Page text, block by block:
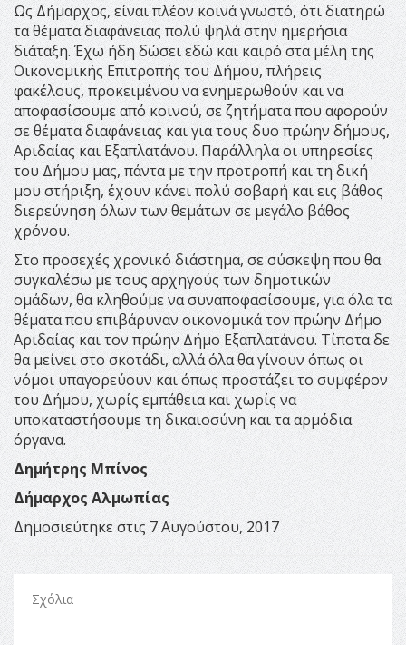
Ως Δήμαρχος, είναι πλέον κοινά γνωστό, ότι διατηρώ
τα θέματα διαφάνειας πολύ ψηλά στην ημερήσια
διάταξη. Έχω ήδη δώσει εδώ και καιρό στα μέλη της
Οικονομικής Επιτροπής του Δήμου, πλήρεις
φακέλους, προκειμένου να ενημερωθούν και να
αποφασίσουμε από κοινού, σε ζητήματα που αφορούν
σε θέματα διαφάνειας και για τους δυο πρώην δήμους,
Αριδαίας και Εξαπλατάνου. Παράλληλα οι υπηρεσίες
του Δήμου μας, πάντα με την προτροπή και τη δική
μου στήριξη, έχουν κάνει πολύ σοβαρή και εις βάθος
διερεύνηση όλων των θεμάτων σε μεγάλο βάθος
χρόνου.
Στο προσεχές χρονικό διάστημα, σε σύσκεψη που θα
συγκαλέσω με τους αρχηγούς των δημοτικών
ομάδων, θα κληθούμε να συναποφασίσουμε, για όλα τα
θέματα που επιβάρυναν οικονομικά τον πρώην Δήμο
Αριδαίας και τον πρώην Δήμο Εξαπλατάνου. Τίποτα δε
θα μείνει στο σκοτάδι, αλλά όλα θα γίνουν όπως οι
νόμοι υπαγορεύουν και όπως προστάζει το συμφέρον
του Δήμου, χωρίς εμπάθεια και χωρίς να
υποκαταστήσουμε τη δικαιοσύνη και τα αρμόδια
όργανα.
Δημήτρης Μπίνος
Δήμαρχος Αλμωπίας
Δημοσιεύτηκε στις 7 Αυγούστου, 2017
Σχόλια